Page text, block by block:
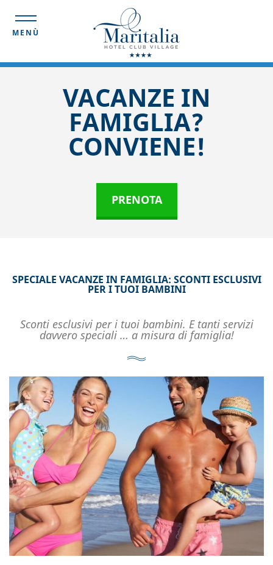
MENÙ
VACANZE IN
FAMIGLIA?
CONVIENE!
PRENOTA
SPECIALE VACANZE IN FAMIGLIA: SCONTI ESCLUSIVI
PER I TUOI BAMBINI
Sconti esclusivi per i tuoi bambini. E tanti servizi
davvero speciali … a misura di famiglia!